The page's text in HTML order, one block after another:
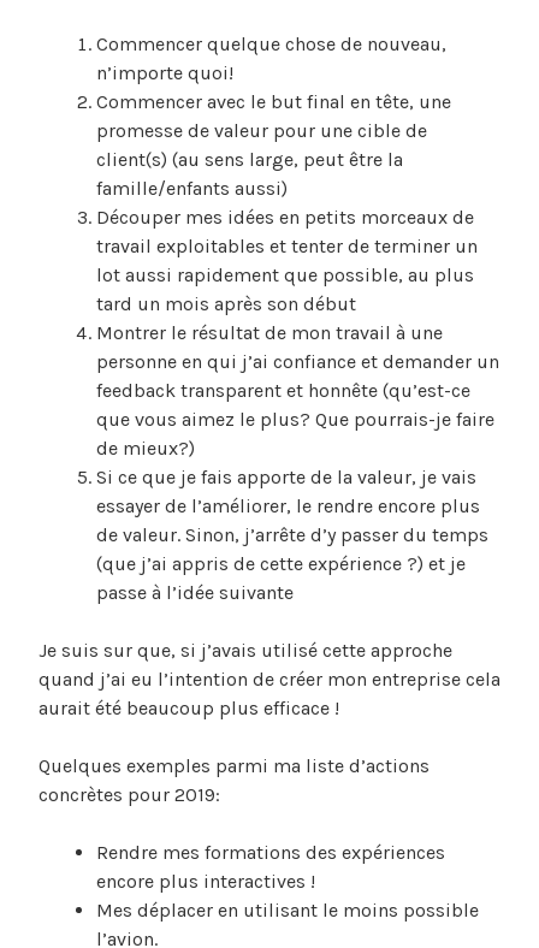
Commencer quelque chose de nouveau,
n’importe quoi!
Commencer avec le but final en tête, une
promesse de valeur pour une cible de
client(s) (au sens large, peut être la
famille/enfants aussi)
Découper mes idées en petits morceaux de
travail exploitables et tenter de terminer un
lot aussi rapidement que possible, au plus
tard un mois après son début
Montrer le résultat de mon travail à une
personne en qui j’ai confiance et demander un
feedback transparent et honnête (qu’est-ce
que vous aimez le plus? Que pourrais-je faire
de mieux?)
Si ce que je fais apporte de la valeur, je vais
essayer de l’améliorer, le rendre encore plus
de valeur. Sinon, j’arrête d’y passer du temps
(que j’ai appris de cette expérience ?) et je
passe à l’idée suivante
Je suis sur que, si j’avais utilisé cette approche
quand j’ai eu l’intention de créer mon entreprise cela
aurait été beaucoup plus efficace !
Quelques exemples parmi ma liste d’actions
concrètes pour 2019:
Rendre mes formations des expériences
encore plus interactives !
Mes déplacer en utilisant le moins possible
l’avion.